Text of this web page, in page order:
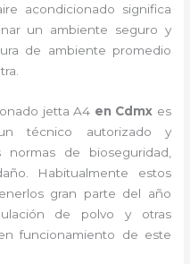
acondicionado significa
un ambiente seguro y
de ambiente promedio
jetta A4 en Cdmx es
técnico autorizado y
normas de bioseguridad,
Habitualmente estos
gran parte del año
de polvo y otras
funcionamiento de este